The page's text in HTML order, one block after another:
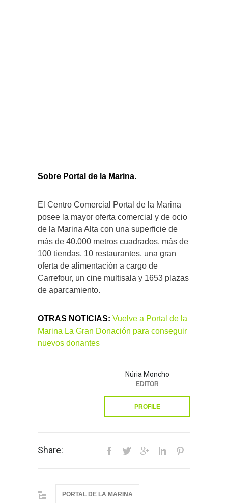
Sobre Portal de la Marina.
El Centro Comercial Portal de la Marina
posee la mayor oferta comercial y de ocio
de la Marina Alta con una superficie de
más de 40.000 metros cuadrados, más de
100 tiendas, 10 restaurantes, una gran
oferta de alimentación a cargo de
Carrefour, un cine multisala y 1653 plazas
de aparcamiento.
OTRAS NOTICIAS: Vuelve a Portal de la
Marina La Gran Donación para conseguir
nuevos donantes
Núria Moncho
EDITOR
PROFILE
Share:
PORTAL DE LA MARINA